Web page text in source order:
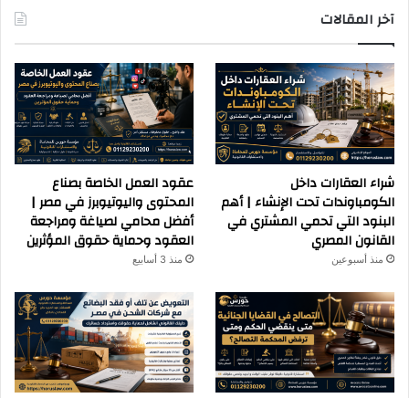
آخر المقالات
شراء العقارات داخل
الكومباوندات تحت الإنشاء | أهم
البنود التي تحمي المشتري في
القانون المصري
منذ أسبوعين
عقود العمل الخاصة بصناع
المحتوى واليوتيوبرز في مصر |
أفضل محامي لصياغة ومراجعة
العقود وحماية حقوق المؤثرين
منذ 3 أسابيع